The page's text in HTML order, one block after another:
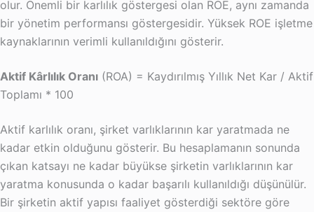
olur. Önemli bir karlılık göstergesi olan ROE, aynı zamanda
bir yönetim performansı göstergesidir. Yüksek ROE işletme
kaynaklarının verimli kullanıldığını gösterir.
Aktif Kârlılık Oranı (ROA) = Kaydırılmış Yıllık Net Kar / Aktif
Toplamı * 100
Aktif karlılık oranı, şirket varlıklarının kar yaratmada ne
kadar etkin olduğunu gösterir. Bu hesaplamanın sonunda
çıkan katsayı ne kadar büyükse şirketin varlıklarının kar
yaratma konusunda o kadar başarılı kullanıldığı düşünülür.
Bir şirketin aktif yapısı faaliyet gösterdiği sektöre göre